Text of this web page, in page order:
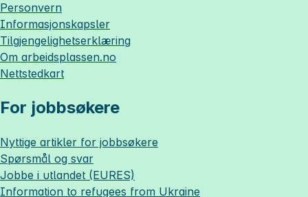
Personvern
Informasjonskapsler
Tilgjengelighetserklæring
Om arbeidsplassen.no
Nettstedkart
For jobbsøkere
Nyttige artikler for jobbsøkere
Spørsmål og svar
Jobbe i utlandet (EURES)
Information to refugees from Ukraine